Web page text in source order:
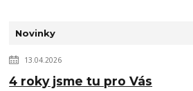
Novinky
13.04.2026
4 roky jsme tu pro Vás